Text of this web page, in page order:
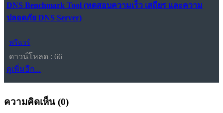
DNS Benchmark Tool (ทดสอบความเร็ว เสถียร และความ
ปลอดภัย DNS Server)
ฟรีแวร์
ดาวน์โหลด : 66
ดูเพิ่มอีก...
ความคิดเห็น (0)